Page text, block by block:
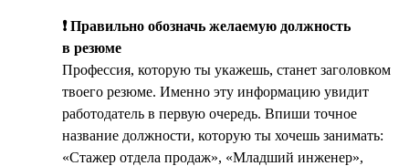
❗ Правильно обозначь желаемую должность
в резюме
Профессия, которую ты укажешь, станет заголовком
твоего резюме. Именно эту информацию увидит
работодатель в первую очередь. Впиши точное
название должности, которую ты хочешь занимать:
«Стажер отдела продаж», «Младший инженер»,